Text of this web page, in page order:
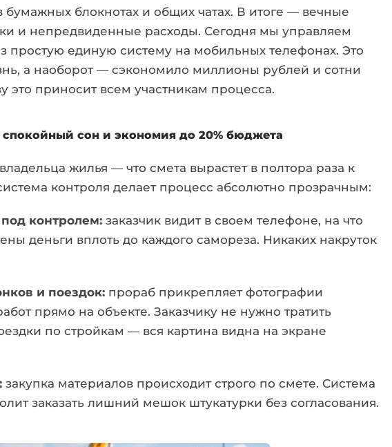
блокнотах и общих чатах. В итоге — вечные
и непредвиденные расходы. Сегодня мы управляем
простую единую систему на мобильных телефонах. Это
а наоборот — сэкономило миллионы рублей и сотни
это приносит всем участникам процесса.
спокойный сон и экономия до 20% бюджета
жилья — что смета вырастет в полтора раза к
контроля делает процесс абсолютно прозрачным:
контролем: заказчик видит в своем телефоне, на что
деньги вплоть до каждого самореза. Никаких накруток
и поездок: прораб прикрепляет фотографии
прямо на объекте. Заказчику не нужно тратить
по стройкам — вся картина видна на экране
закупка материалов происходит строго по смете. Система
заказать лишний мешок штукатурки без согласования.